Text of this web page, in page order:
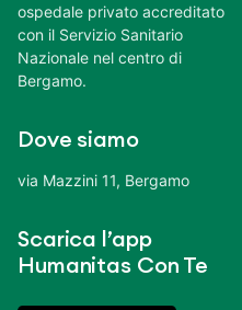
ospedale privato accreditato
con il Servizio Sanitario
Nazionale nel centro di
Bergamo.
Dove siamo
via Mazzini 11, Bergamo
Scarica l’app
Humanitas Con Te